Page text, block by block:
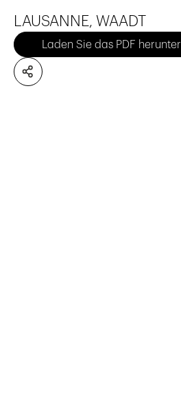
LAUSANNE, WAADT
Laden Sie das PDF herunter